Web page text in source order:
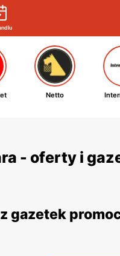
Netto
- oferty i
gazetek